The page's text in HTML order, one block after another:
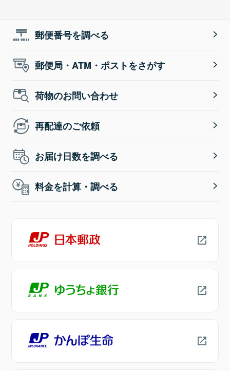
郵便番号を調べる
郵便局・ATM・ポストをさがす
荷物のお問い合わせ
再配達のご依頼
お届け日数を調べる
料金を計算・調べる